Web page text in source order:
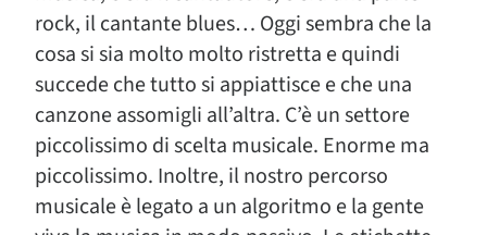
rock, il cantante blues… Oggi sembra che la
cosa si sia molto molto ristretta e quindi
succede che tutto si appiattisce e che una
canzone assomigli all’altra. C’è un settore
piccolissimo di scelta musicale. Enorme ma
piccolissimo. Inoltre, il nostro percorso
musicale è legato a un algoritmo e la gente